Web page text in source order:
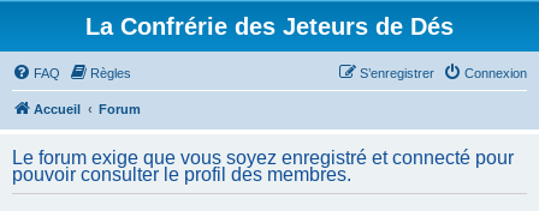
La Confrérie des Jeteurs de Dés
FAQ Règles Connexion
S’enregistrer
Accueil Forum
Le forum exige que vous soyez enregistré et connecté pour
pouvoir consulter le profil des membres.